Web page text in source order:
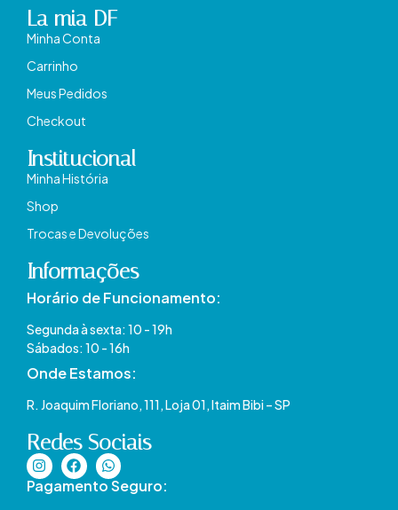
La mia DF
Minha Conta
Carrinho
Meus Pedidos
Checkout
Institucional
Minha História
Shop
Trocas e Devoluções
Informações
Horário de Funcionamento:
Segunda à sexta: 10 - 19h
Sábados: 10 - 16h
Onde Estamos​:
R. Joaquim Floriano, 111, Loja 01, Itaim Bibi – SP​
Redes Sociais
Pagamento Seguro: